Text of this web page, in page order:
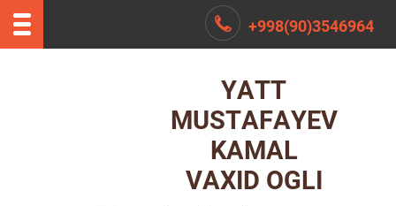
+998(90)3546964
YATT
MUSTAFAYEV
KAMAL
VAXID OGLI